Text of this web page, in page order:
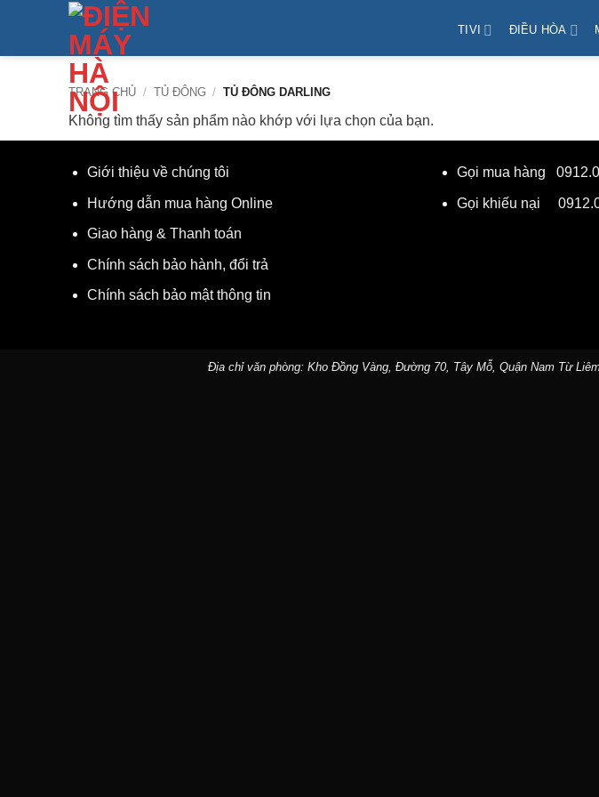
nội
TIVI ĐIỀU HÒA
TRANG CHỦ / TỦ ĐÔNG / TỦ ĐÔNG DARLING
Không tìm thấy sản phẩm nào khớp với lựa chọn của bạn.
Giới thiệu về chúng tôi
Hướng dẫn mua hàng Online
Giao hàng & Thanh toán
Chính sách bảo hành, đổi trả
Chính sách bảo mật thông tin
Gọi mua hàng
Gọi khiếu nại
Địa chỉ văn phòng: Kho Đồng Vàng, Đường 70, Tây Mỗ, Quận Nam Từ